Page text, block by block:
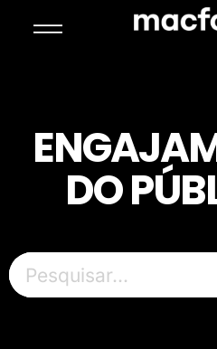
DO